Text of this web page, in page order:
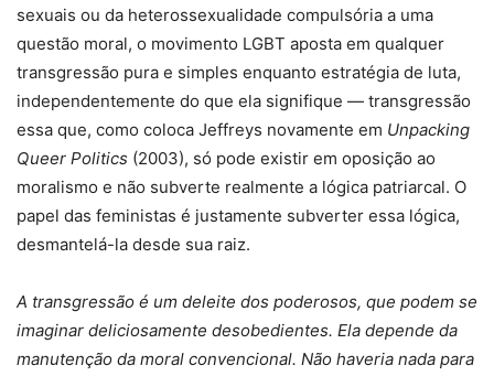
sexuais ou da heterossexualidade compulsória a uma
questão moral, o movimento LGBT aposta em qualquer
transgressão pura e simples enquanto estratégia de luta,
independentemente do que ela signifique — transgressão
essa que, como coloca Jeffreys novamente em Unpacking
Queer Politics (2003), só pode existir em oposição ao
moralismo e não subverte realmente a lógica patriarcal. O
papel das feministas é justamente subverter essa lógica,
desmantelá-la desde sua raiz.
A transgressão é um deleite dos poderosos, que podem se
imaginar deliciosamente desobedientes. Ela depende da
manutenção da moral convencional. Não haveria nada para